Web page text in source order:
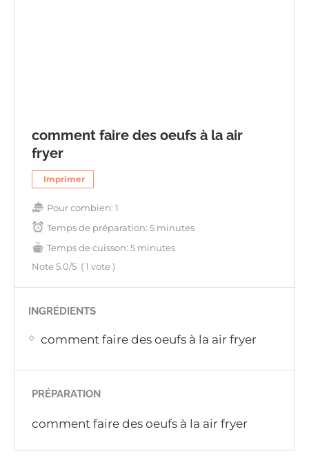
comment faire des oeufs à la air
fryer
Imprimer
Pour combien: 1
Temps de préparation: 5 minutes
Temps de cuisson: 5 minutes
Note 5.0/5 (1 vote )
INGRÉDIENTS
comment faire des oeufs à la air fryer
PRÉPARATION
comment faire des oeufs à la air fryer